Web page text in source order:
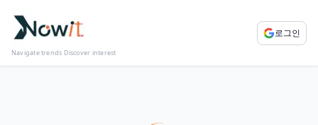
Navigate trends Discover interest
로그인